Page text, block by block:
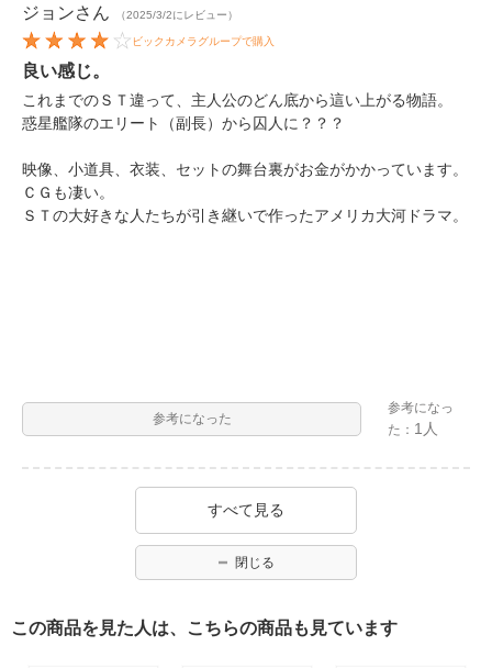
ジョンさん （2025/3/2にレビュー）
ビックカメラグループで購入
良い感じ。
これまでのＳＴ違って、主人公のどん底から這い上がる物語。
惑星艦隊のエリート（副長）から囚人に？？？
映像、小道具、衣装、セットの舞台裏がお金がかかっています。
ＣＧも凄い。
ＳＴの大好きな人たちが引き継いで作ったアメリカ大河ドラマ。
参考になった
参考になっ
た： 1人
すべて見る
閉じる
この商品を見た人は、こちらの商品も見ています